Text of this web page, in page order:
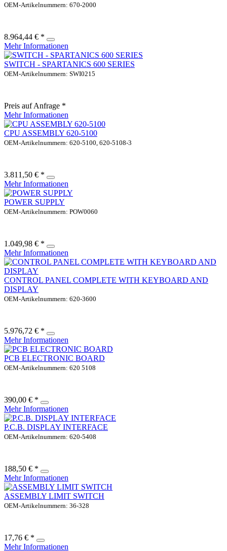
OEM-Artikelnummern: 670-2000
8.964,44 € *
Mehr Informationen
SWITCH - SPARTANICS 600 SERIES
OEM-Artikelnummern: SWI0215
Preis auf Anfrage *
Mehr Informationen
CPU ASSEMBLY 620-5100
OEM-Artikelnummern: 620-5100, 620-5108-3
3.811,50 € *
Mehr Informationen
POWER SUPPLY
OEM-Artikelnummern: POW0060
1.049,98 € *
Mehr Informationen
CONTROL PANEL COMPLETE WITH KEYBOARD AND
DISPLAY
OEM-Artikelnummern: 620-3600
5.976,72 € *
Mehr Informationen
PCB ELECTRONIC BOARD
OEM-Artikelnummern: 620 5108
390,00 € *
Mehr Informationen
P.C.B. DISPLAY INTERFACE
OEM-Artikelnummern: 620-5408
188,50 € *
Mehr Informationen
ASSEMBLY LIMIT SWITCH
OEM-Artikelnummern: 36-328
17,76 € *
Mehr Informationen